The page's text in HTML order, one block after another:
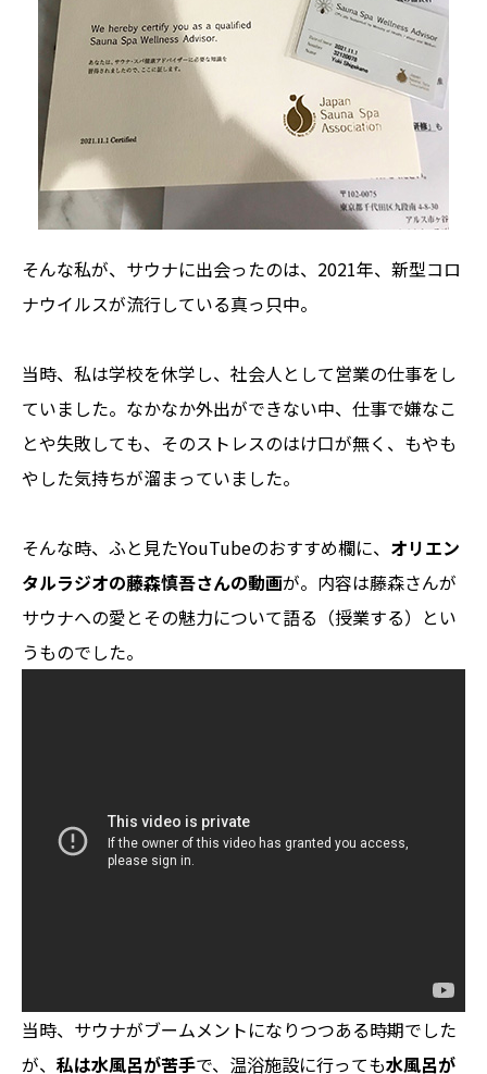
そんな私が、サウナに出会ったのは、2021年、新型コロ
ナウイルスが流行している真っ只中。
当時、私は学校を休学し、社会人として営業の仕事をし
ていました。なかなか外出ができない中、仕事で嫌なこ
とや失敗しても、そのストレスのはけ口が無く、もやも
やした気持ちが溜まっていました。
そんな時、ふと見たYouTubeのおすすめ欄に、 オリエン
タルラジオの藤森慎吾さんの動画が。内容は藤森さんが
サウナへの愛とその魅力について語る（授業する）とい
うものでした。
当時、サウナがブームメントになりつつある時期でした
が、 私は水風呂が苦手で、温浴施設に行っても水風呂が